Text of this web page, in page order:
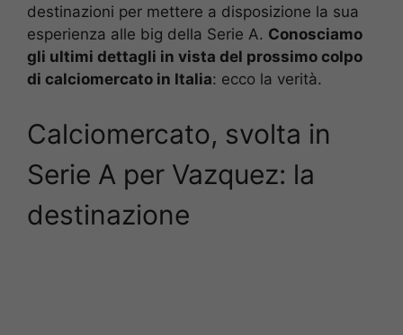
destinazioni per mettere a disposizione la sua
esperienza alle big della Serie A. Conosciamo
gli ultimi dettagli in vista del prossimo colpo
di calciomercato in Italia: ecco la verità.
Calciomercato, svolta in
Serie A per Vazquez: la
destinazione